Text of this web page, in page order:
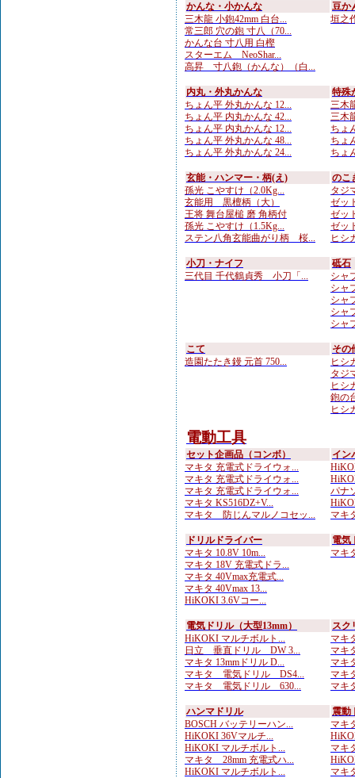
かんな・小かんな
三木龍 小鉋42mm 白台...
常三郎 穴の鉋 寸八（70...
かんな台 寸八用 白樫
スターエム NeoShar...
高昇 寸八鉋（かんな）（白...
豆か
垣之
内丸・外丸かんな
ちょん平 外丸かんな 12...
ちょん平 内丸かんな 42...
ちょん平 内丸かんな 12...
ちょん平 外丸かんな 48...
ちょん平 外丸かんな 24...
特殊
三木
三木
ちょ
ちょ
ちょ
玄能・ハンマー・柄(え)
孫光 こやすけ（2.0Kg...
玄能用 黒檀柄（大）
王将 舞台屋槌 磨 角柄付
孫光 こやすけ（1.5Kg...
ステン八角玄能曲がり柄 桜...
のこ
タジ
ゼッ
ゼッ
ゼッ
ヒシ
小刀・ナイフ
三代目 千代鶴貞秀 小刀「...
砥石
シャ
シャ
シャ
シャ
シャ
こて
造園たたき鏝 元首 750...
その
ヒシ
タジ
ヒシ
鉋の
ヒシ
電動工具
セット企画品（コンボ）
マキタ 充電式ドライウォ...
マキタ 充電式ドライウォ...
マキタ 充電式ドライウォ...
マキタ KS516DZ+V...
マキタ 防じんマルノコセッ...
イン
パナ
マキ
ドリルドライバー
マキタ 10.8V 10m...
マキタ 18V 充電式ドラ...
マキタ 40Vmax充電式...
マキタ 40Vmax 13...
HiKOKI 3.6Vコー...
電気
マキ
電気ドリル（大型13mm）
HiKOKI マルチボルト...
日立 垂直ドリル DW 3...
マキタ 13mmドリル D...
マキタ 電気ドリル DS4...
マキタ 電気ドリル 630...
スク
マキ
マキ
マキ
マキ
マキ
ハンマドリル
BOSCH バッテリーハン...
HiKOKI 36Vマルチ...
HiKOKI マルチボルト...
マキタ 28mm 充電式ハ...
HiKOKI マルチボルト...
震動
マキ
マキ
マキ